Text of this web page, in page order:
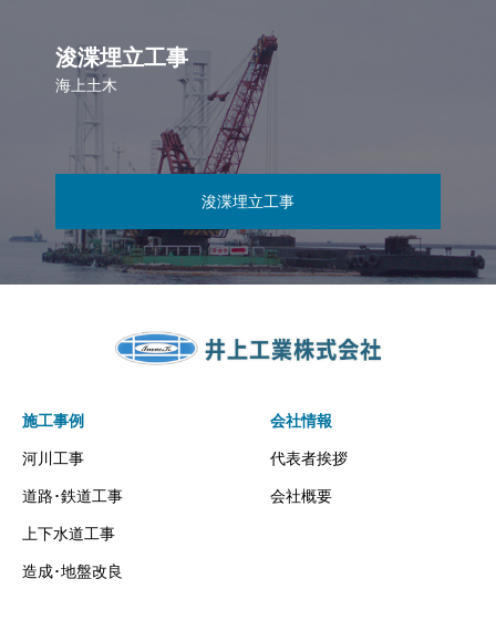
浚渫埋立工事
海上土木
浚渫埋立工事
施工事例
河川工事
道路･鉄道工事
上下水道工事
造成･地盤改良
会社情報
代表者挨拶
会社概要